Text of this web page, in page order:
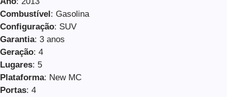
Combustível: Gasolina
Configuração: SUV
Garantia: 3 anos
Geração: 4
Lugares: 5
Plataforma: New MC
Portas: 4